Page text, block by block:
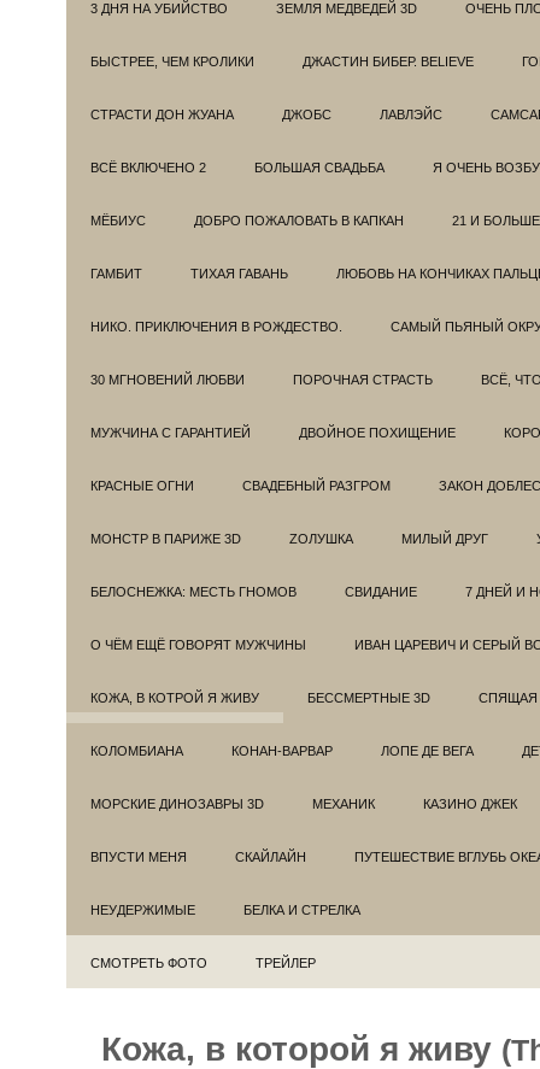
3 ДНЯ НА УБИЙСТВО ЗЕМЛЯ МЕДВЕДЕЙ 3D ОЧЕНЬ
БЫСТРЕЕ, ЧЕМ КРОЛИКИ ДЖАСТИН БИБЕР. BELIEVE
СТРАСТИ ДОН ЖУАНА ДЖОБС ЛАВЛЭЙС
ВСЁ ВКЛЮЧЕНО 2 БОЛЬШАЯ СВАДЬБА Я ОЧЕНЬ
МЁБИУС ДОБРО ПОЖАЛОВАТЬ В КАПКАН 21 И БОЛЬШЕ
ГАМБИТ ТИХАЯ ГАВАНЬ ЛЮБОВЬ НА КОНЧИКАХ
НИКО. ПРИКЛЮЧЕНИЯ В РОЖДЕСТВО. САМЫЙ ПЬЯНЫЙ
30 МГНОВЕНИЙ ЛЮБВИ ПОРОЧНАЯ СТРАСТЬ ВСЁ,
МУЖЧИНА С ГАРАНТИЕЙ ДВОЙНОЕ ПОХИЩЕНИЕ
КРАСНЫЕ ОГНИ СВАДЕБНЫЙ РАЗГРОМ ЗАКОН
МОНСТР В ПАРИЖЕ 3D ZОЛУШКА МИЛЫЙ ДРУГ
БЕЛОСНЕЖКА: МЕСТЬ ГНОМОВ СВИДАНИЕ 7 ДНЕЙ И
О ЧЁМ ЕЩЁ ГОВОРЯТ МУЖЧИНЫ ИВАН ЦАРЕВИЧ И СЕРЫЙ
КОЖА, В КОТРОЙ Я ЖИВУ БЕССМЕРТНЫЕ 3D СПЯЩАЯ
КОЛОМБИАНА КОНАН-ВАРВАР ЛОПЕ ДЕ ВЕГА
МОРСКИЕ ДИНОЗАВРЫ 3D МЕХАНИК КАЗИНО ДЖЕК
ВПУСТИ МЕНЯ СКАЙЛАЙН ПУТЕШЕСТВИЕ ВГЛУБЬ
НЕУДЕРЖИМЫЕ БЕЛКА И СТРЕЛКА
СМОТРЕТЬ ФОТО ТРЕЙЛЕР
Кожа, в которой я живу